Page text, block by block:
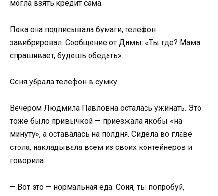
могла взять кредит сама.
Пока она подписывала бумаги, телефон
завибрировал. Сообщение от Димы: «Ты где? Мама
спрашивает, будешь обедать».
Соня убрала телефон в сумку.
Вечером Людмила Павловна осталась ужинать. Это
тоже было привычкой — приезжала якобы «на
минуту», а оставалась на полдня. Сидела во главе
стола, накладывала всем из своих контейнеров и
говорила:
— Вот это — нормальная еда. Соня, ты попробуй,